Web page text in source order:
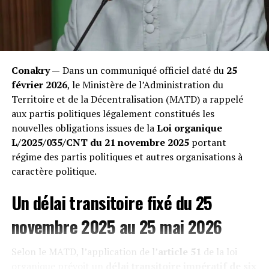
mélangées aux restes alimentaires. Les conséquences
sont foudroyantes.
« Nous perdons nos bêtes les unes après les autres.
Quand on les ouvre après leur mort, leur estomac est
transformé en un bloc compact de sacs plastiques
impossibles à digérer », témoigne un éleveur impuissant
rencontré lors de notre enquête. Les vétérinaires
confirment une hausse exponentielle des occlusions
intestinales mortelles, décimant une économie pastorale
déjà fragile. »
Conakry — Dans un communiqué officiel daté du 25
février 2026, le Ministère de l’Administration du
Territoire et de la Décentralisation (MATD) a rappelé
aux partis politiques légalement constitués les
nouvelles obligations issues de laLoi organique
L/2025/035/CNT du 21 novembre 2025portant
régime des partis politiques et autres organisations à
caractère politique.
Un délai transitoire fixé du 25
novembre 2025 au 25 mai 2026
Selon le MATD, l’application de l’article 51 de la loi